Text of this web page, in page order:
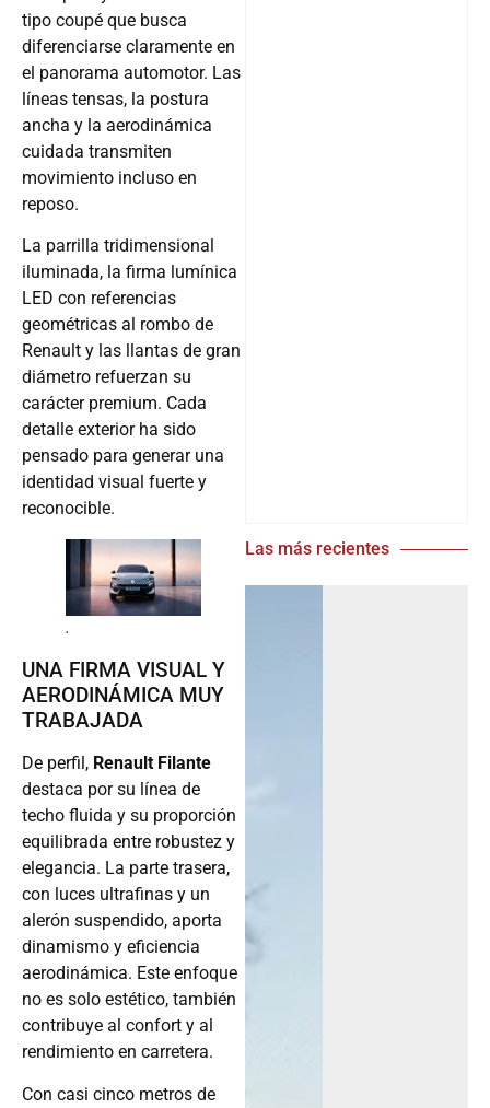
tipo coupé que busca
diferenciarse claramente en
el panorama automotor. Las
líneas tensas, la postura
ancha y la aerodinámica
cuidada transmiten
movimiento incluso en
reposo.
La parrilla tridimensional
iluminada, la firma lumínica
LED con referencias
geométricas al rombo de
Renault y las llantas de gran
diámetro refuerzan su
carácter premium. Cada
detalle exterior ha sido
pensado para generar una
identidad visual fuerte y
reconocible.
.
UNA FIRMA VISUAL Y
AERODINÁMICA MUY
TRABAJADA
De perfil, Renault Filante
destaca por su línea de
techo fluida y su proporción
equilibrada entre robustez y
elegancia. La parte trasera,
con luces ultrafinas y un
alerón suspendido, aporta
dinamismo y eficiencia
aerodinámica. Este enfoque
no es solo estético, también
contribuye al confort y al
rendimiento en carretera.
Con casi cinco metros de
Las más recientes